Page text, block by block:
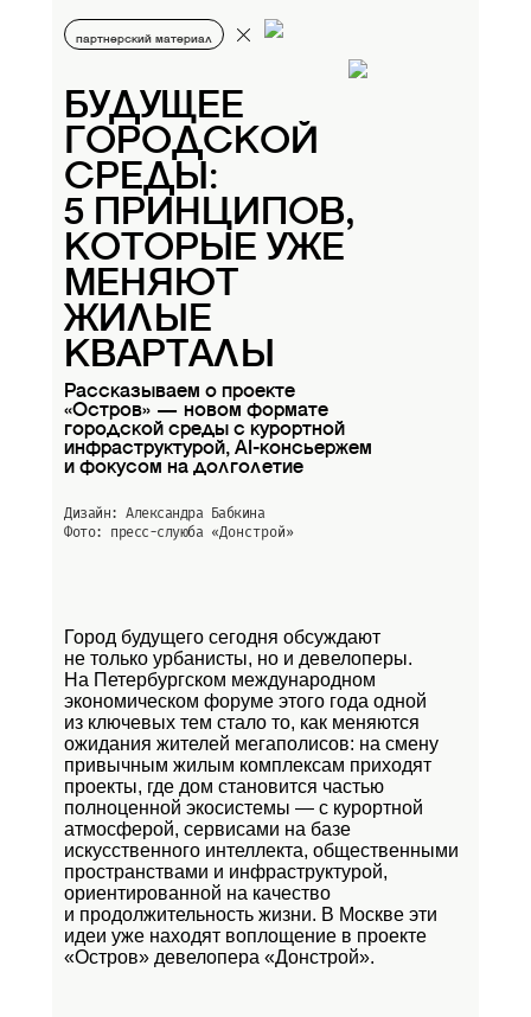
партнерский материал
БУДУЩЕЕ
ГОРОДСКОЙ
СРЕДЫ:
5 ПРИНЦИПОВ,
КОТОРЫЕ УЖЕ
МЕНЯЮТ
ЖИЛЫЕ
КВАРТАЛЫ
Рассказываем о проекте
«Остров» — новом формате
городской среды с курортной
инфраструктурой, AI-консьержем
и фокусом на долголетие
Дизайн: Александра Бабкина
Фото: пресс-слуюба «Донстрой»
Город будущего сегодня обсуждают
не только урбанисты, но и девелоперы.
На Петербургском международном
экономическом форуме этого года одной
из ключевых тем стало то, как меняются
ожидания жителей мегаполисов: на смену
привычным жилым комплексам приходят
проекты, где дом становится частью
полноценной экосистемы — с курортной
атмосферой, сервисами на базе
искусственного интеллекта, общественными
пространствами и инфраструктурой,
ориентированной на качество
и продолжительность жизни. В Москве эти
идеи уже находят воплощение в проекте
«Остров» девелопера «Донстрой».